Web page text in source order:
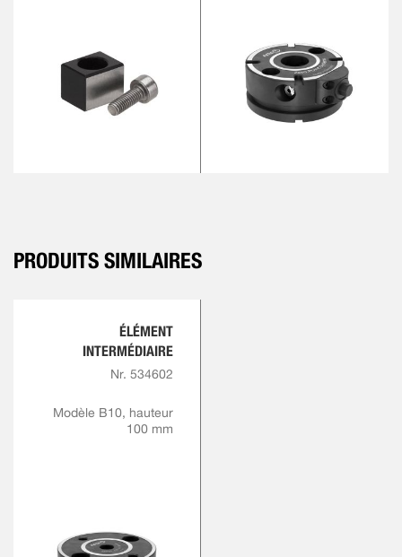
PRODUITS SIMILAIRES
ÉLÉMENT
INTERMÉDIAIRE
Nr. 534602
Modèle B10, hauteur
100 mm